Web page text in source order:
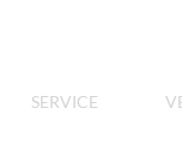
SERVICE